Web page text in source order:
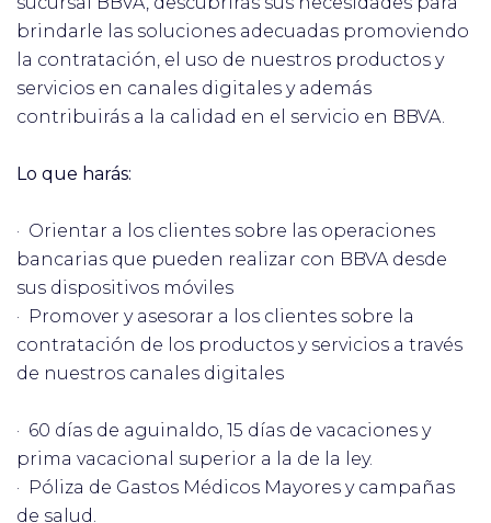
brindarle las soluciones adecuadas promoviendo
la contratación, el uso de nuestros productos y
servicios en canales digitales y además
contribuirás a la calidad en el servicio en BBVA.
Lo que harás:
· Orientar a los clientes sobre las operaciones
bancarias que pueden realizar con BBVA desde
sus dispositivos móviles
· Promover y asesorar a los clientes sobre la
contratación de los productos y servicios a través
de nuestros canales digitales
· 60 días de aguinaldo, 15 días de vacaciones y
prima vacacional superior a la de la ley.
· Póliza de Gastos Médicos Mayores y campañas
de salud.